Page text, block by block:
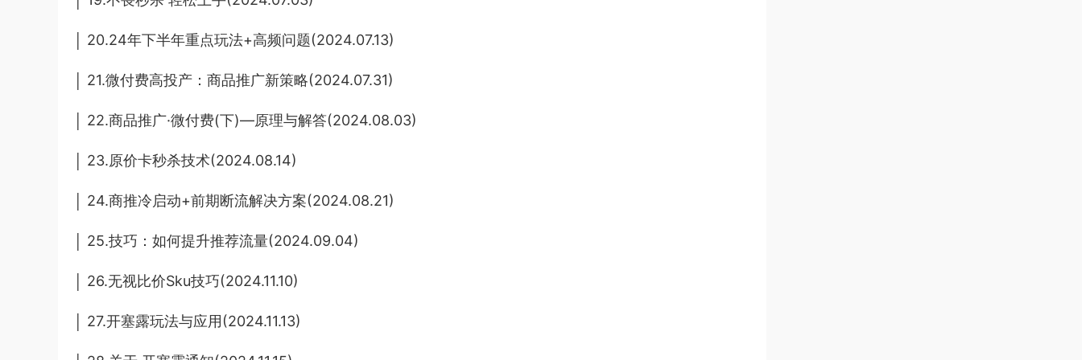
│ 20.24年下半年重点玩法+高频问题(2024.07.13)
│ 21.微付费高投产：商品推广新策略(2024.07.31)
│ 22.商品推广·微付费(下)—原理与解答(2024.08.03)
│ 23.原价卡秒杀技术(2024.08.14)
│ 24.商推冷启动+前期断流解决方案(2024.08.21)
│ 25.技巧：如何提升推荐流量(2024.09.04)
│ 26.无视比价Sku技巧(2024.11.10)
│ 27.开塞露玩法与应用(2024.11.13)